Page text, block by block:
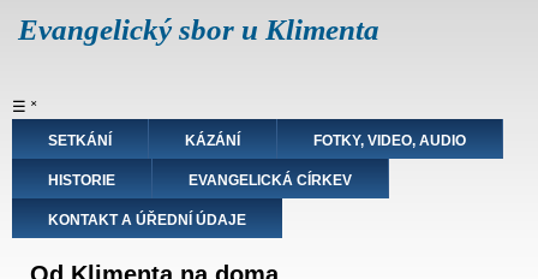
Evangelický sbor u Klimenta
Hlavní
navigace
☰ ˟
SETKÁNÍ KÁZÁNÍ FOTKY, VIDEO, AUDIO
HISTORIE EVANGELICKÁ CÍRKEV
KONTAKT A ÚŘEDNÍ ÚDAJE